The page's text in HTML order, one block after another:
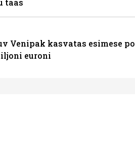
taas
Venipak kasvatas esimese
euroni